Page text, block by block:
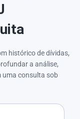
histórico de dívidas,
a análise,
uma consulta sob